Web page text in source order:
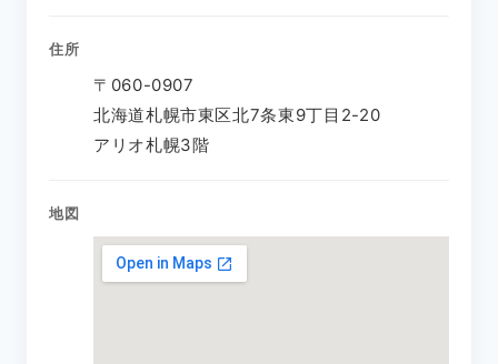
住所
〒060-0907
北海道札幌市東区北7条東9丁目2-20
アリオ札幌3階
地図